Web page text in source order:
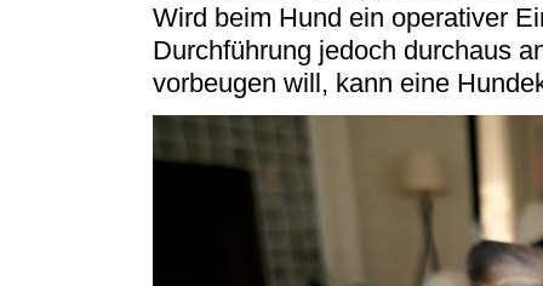
Wird beim Hund ein operativer
Durchführung jedoch durchaus
vorbeugen will, kann eine